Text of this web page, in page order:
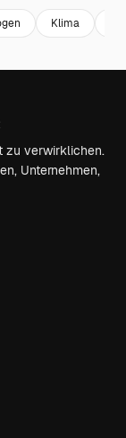
Klima
zu verwirklichen.
Unternehmen,